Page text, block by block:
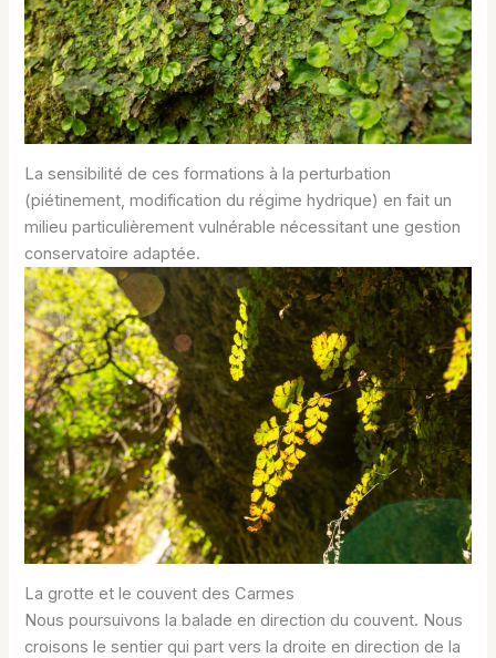
La sensibilité de ces formations à la perturbation
(piétinement, modification du régime hydrique) en fait un
milieu particulièrement vulnérable nécessitant une gestion
conservatoire adaptée.
La grotte et le couvent des Carmes
Nous poursuivons la balade en direction du couvent. Nous
croisons le sentier qui part vers la droite en direction de la